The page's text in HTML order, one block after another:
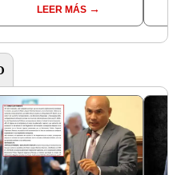
LEER MÁS